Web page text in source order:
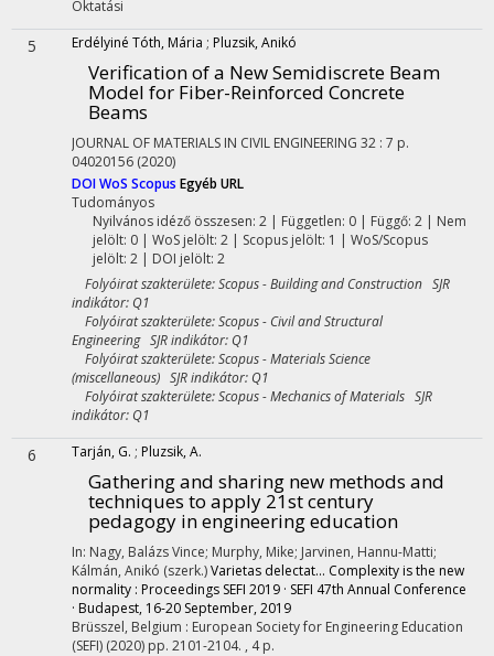
Oktatási
5 Erdélyiné Tóth, Mária ; Pluzsik, Anikó
Verification of a New Semidiscrete Beam
Model for Fiber-Reinforced Concrete
Beams
JOURNAL OF MATERIALS IN CIVIL ENGINEERING 32 : 7 p.
04020156 (2020)
DOIWoS Scopus Egyéb URL
Tudományos
Nyilvános idéző összesen: 2| Független: 0 | Függő: 2 | Nem
jelölt: 0 | WoS jelölt: 2 | Scopus jelölt: 1 | WoS/Scopus
jelölt: 2 | DOI jelölt: 2
Folyóirat szakterülete: Scopus - Building and Construction SJR
indikátor: Q1
Folyóirat szakterülete: Scopus - Civil and Structural
Engineering SJR indikátor: Q1
Folyóirat szakterülete: Scopus - Materials Science
(miscellaneous) SJR indikátor: Q1
Folyóirat szakterülete: Scopus - Mechanics of Materials SJR
indikátor: Q1
6 Tarján, G. ; Pluzsik, A.
Gathering and sharing new methods and
techniques to apply 21st century
pedagogy in engineering education
In: Nagy, Balázs Vince; Murphy, Mike; Jarvinen, Hannu-Matti;
Kálmán, Anikó (szerk.)Varietas delectat... Complexity is the new
normality : Proceedings SEFI 2019 · SEFI 47th Annual Conference
· Budapest, 16-20 September, 2019
Brüsszel, Belgium : European Society for Engineering Education
(SEFI) (2020) pp. 2101-2104. , 4 p.